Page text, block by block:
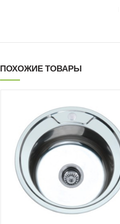
ПОХОЖИЕ ТОВАРЫ